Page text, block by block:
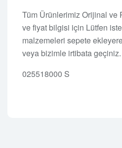
Tüm Ürünlerimiz Orijinal ve
ve fiyat bilgisi için Lütfen
malzemeleri sepete
veya bizimle irtibata geçiniz.
025518000 S